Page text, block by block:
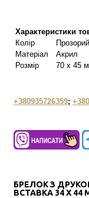
Характеристики
Колір
Прозорий
Матеріал
Акрил
Розмір
70 x 45
+380935726359;
БРЕЛОК З
ВСТАВКА 34 Х 44